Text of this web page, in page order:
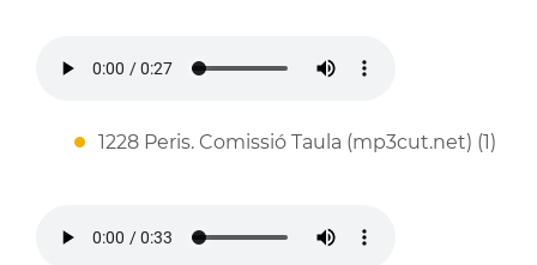
1228 Peris. Comissió Taula (mp3cut.net) (1)